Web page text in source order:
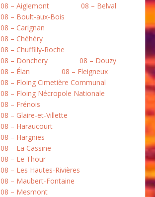
08 – Aiglemont
08 – Belval
08 – Boult-aux-Bois
08 – Carignan
08 – Chéhéry
08 – Chuffilly-Roche
08 – Donchery
08 – Douzy
08 – Élan
08 – Fleigneux
08 – Floing Cimetière Communal
08 – Floing Nécropole Nationale
08 – Frénois
08 – Glaire-et-Villette
08 – Haraucourt
08 – Hargnies
08 – La Cassine
08 – Le Thour
08 – Les Hautes-Rivières
08 – Maubert-Fontaine
08 – Mesmont